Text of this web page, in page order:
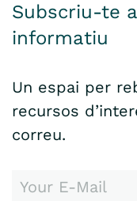
Subscriu-te
informatiu
Un espai per
recursos
correu.